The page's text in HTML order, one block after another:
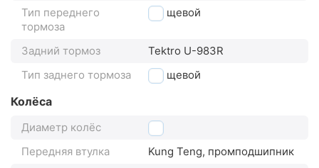
Тип переднего
тормоза
клещевой
Задний тормоз
Tektro U-983R
Тип заднего тормоза
клещевой
Колёса
Диаметр колёс
20"
Передняя втулка
Kung Teng, промподшипник